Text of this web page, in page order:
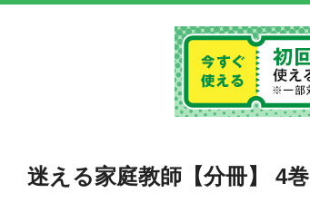
迷える家庭教師【分冊】 4巻